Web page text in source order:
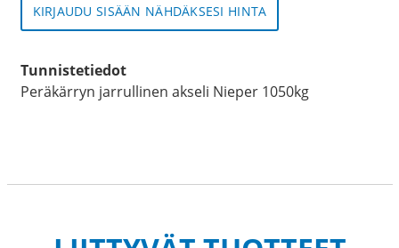
KIRJAUDU SISÄÄN NÄHDÄKSESI HINTA
Tunnistetiedot
Peräkärryn jarrullinen akseli Nieper 1050kg